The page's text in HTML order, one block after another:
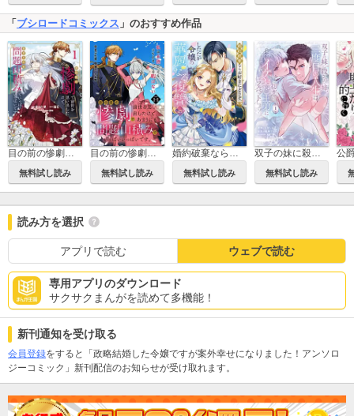
「ブシロードコミックス 」のおすすめ作品
目の前の惨劇で前世を思い出したけど、あまりにも問題山積みでいっぱいいっぱいです。
無料試し読み
目の前の惨劇で前世を思い出したけど、あまりにも問題山積みでいっぱいいっぱいです。 連載版
無料試し読み
婚約破棄ならお好きにどうぞ。したたか令嬢の華麗なる復讐 アンソロジーコミック
無料試し読み
双子の妹に殺された姉、二度目の人生は初恋のイケおじ王弟にフルベットします！
無料試し読み
読み方を選択
アプリで読む ウェブで読む
専用アプリのダウンロード
サクサクまんがを読めて多機能！
新刊通知を受け取る
会員登録をすると「政略結婚した令嬢ですが案外幸せになりました！アンソロ
ジーコミック」新刊配信のお知らせが受け取れます。